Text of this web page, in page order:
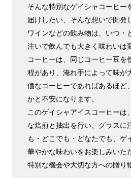
そんな特別なゲイシャコーヒー
届けしたい、そんな想いで開発
ワインなどの飲み物は、いつ・
注いで飲んでも大きく味わいは
コーヒーは、同じコーヒー豆を
程があり、淹れ手によって味が
価なコーヒーであればあるほど
かと不安になります。
このゲイシャアイスコーヒーは
な焙煎と抽出を行い、グラスに
も・どこでも・どなたでも、ゲ
華やかな味わいをお楽しみいた
特別な機会や大切な方への贈り